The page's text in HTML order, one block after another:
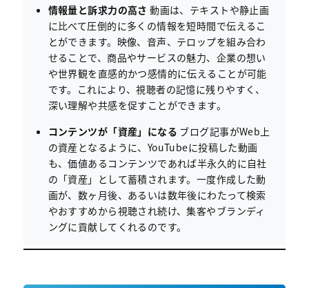
情報量と訴求力の高さ 動画は、テキストや静止画
に比べて圧倒的に多くの情報を短時間で伝えるこ
とができます。映像、音声、テロップを組み合わ
せることで、商品やサービスの魅力、企業の想い
や世界観を直感的かつ感情的に伝えることが可能
です。これにより、視聴者の記憶に残りやすく、
深い理解や共感を促すことができます。
コンテンツが「資産」になる ブログ記事がWeb上
の資産となるように、YouTubeに投稿した動画
も、価値あるコンテンツであれば半永久的に自社
の「資産」として蓄積されます。一度作成した動
画が、数ヶ月後、あるいは数年後にわたって検索
やおすすめから視聴され続け、集客やブランディ
ングに貢献してくれるのです。